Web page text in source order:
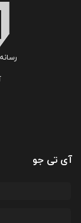
آی تی جو